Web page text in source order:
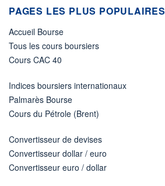
PAGES LES PLUS POPULAIRES
Accueil Bourse
Tous les cours boursiers
Cours CAC 40
Indices boursiers internationaux
Palmarès Bourse
Cours du Pétrole (Brent)
Convertisseur de devises
Convertisseur dollar / euro
Convertisseur euro / dollar